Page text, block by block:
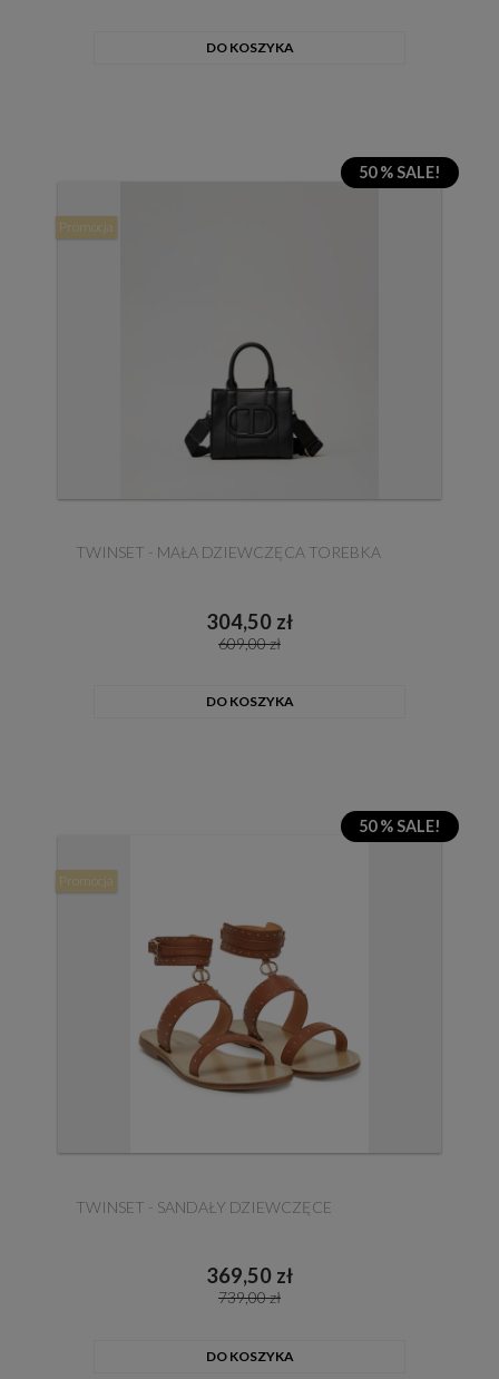
DO KOSZYKA
50 % SALE!
TWINSET - MAŁA DZIEWCZĘCA TOREBKA
304,50 zł
609,00 zł
DO KOSZYKA
Promocja
50 % SALE!
TWINSET - SANDAŁY DZIEWCZĘCE
369,50 zł
739,00 zł
DO KOSZYKA
Promocja